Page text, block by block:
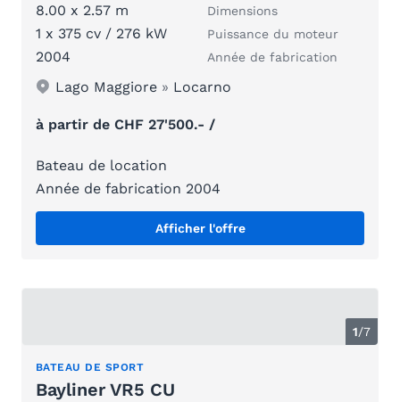
8.00 x 2.57 m
Dimensions
1 x 375 cv / 276 kW Puissance du moteur
2004 Année de fabrication
Lago Maggiore » Locarno
à partir de CHF 27'500.- /
Bateau de location
Année de fabrication 2004
Afficher l'offre
1/7
BATEAU DE SPORT
Bayliner VR5 CU